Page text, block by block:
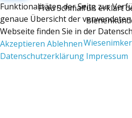
Frau Schmalfuß erklärt
Funktionalitäten der Seite zur
genaue Übersicht der
Webseite finden Sie in der
Akzeptieren Ablehnen
Datenschutzerklärung Impressum